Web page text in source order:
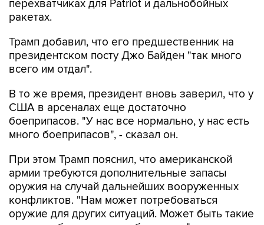
Трамп добавил, что его предшественник на
всего им отдал".
В то же время, президент вновь заверил, что у
боеприпасов. "У нас все нормально, у нас есть
много боеприпасов", - сказал он.
При этом Трамп пояснил, что американской
оружия на случай дальнейших вооруженных
конфликтов. "Нам может потребоваться
оружие для других ситуаций. Может быть такие
ситуации будут, а может быть - нет", - пояснил
он.